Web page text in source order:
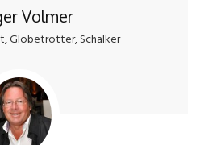
Volmer
Globetrotter, Schalker